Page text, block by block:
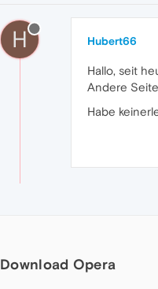
H Hubert66
Hallo, seit
Andere
Habe
Download Opera